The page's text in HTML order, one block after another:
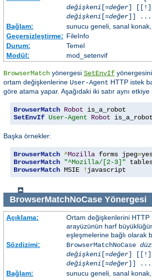
değişkeni [=değer] [[!]
değişkeni [=değer]] ...
Bağlam:
sunucu geneli, sanal
Geçersizleştirme: FileInfo
Durum:
Temel
Modül:
mod_setenvif
BrowserMatch yönergesi SetEnvIf
ortam değişkenlerine User-Agent HTTP istek
göre atama yapar. Aşağıdaki iki satır aynı etkiye
BrowserMatch Robot
SetEnvIf User-Agent Robot is_a_robot
Başka örnekler:
BrowserMatch ^Mozilla forms jpeg=
BrowserMatch
"^Mozilla/[2-3]"
BrowserMatch MSIE ! javascript
BrowserMatchNoCaseYönergesi
Açıklama:
Ortam değişkenlerini HTTP
arayüzünün harf
eşleşmelerine bağlı olarak
Sözdizimi:
BrowserMatchNoCase
değişkeni[=değer] [[!]
değişkeni[=değer]] ...
Bağlam:
sunucu geneli, sanal